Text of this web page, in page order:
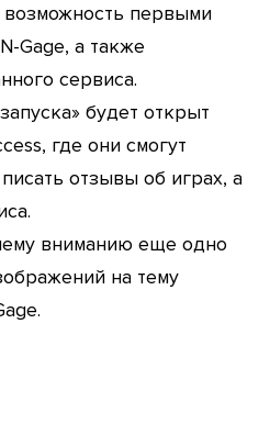
возможность первыми
Gage, а также
сервиса.
будет открыт
где они смогут
отзывы об играх, а
вниманию еще одно
на тему